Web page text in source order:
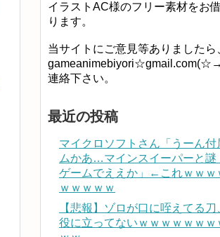
イラストAC様のフリー素材をお
ります。
当サイトにご意見等ありましたら
連絡下さい。
最近の投稿
マイクロソフトさん「うーん付
ムかあ…マインスイーパーと謎
ゲームでええか」←これｗｗｗ
ｗｗｗｗｗ
【悲報】ゾロが口に咥えてる
役に立ってないｗｗｗｗｗｗｗ